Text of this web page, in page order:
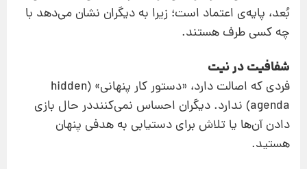
بُعد، پایه‌ی اعتماد است؛ زیرا به دیگران نشان می‌دهد با
چه کسی طرف هستند.
شفافیت در نیت
فردی که اصالت دارد، «دستور کار پنهانی» (hidden
agenda) ندارد. دیگران احساس نمی‌کننددر حال بازی
دادن آن‌ها یا تلاش برای دستیابی به هدفی پنهان
هستید.